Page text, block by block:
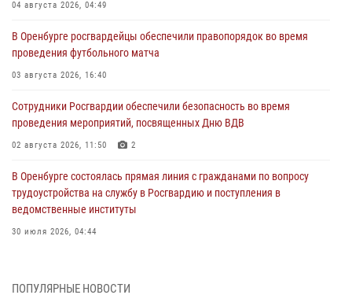
04 августа 2026, 04:49
В Оренбурге росгвардейцы обеспечили правопорядок во время
проведения футбольного матча
03 августа 2026, 16:40
Сотрудники Росгвардии обеспечили безопасность во время
проведения мероприятий, посвященных Дню ВДВ
02 августа 2026, 11:50 2
В Оренбурге состоялась прямая линия с гражданами по вопросу
трудоустройства на службу в Росгвардию и поступления в
ведомственные институты
30 июля 2026, 04:44
28 июля 2026, 09:41 1
ПОПУЛЯРНЫЕ НОВОСТИ